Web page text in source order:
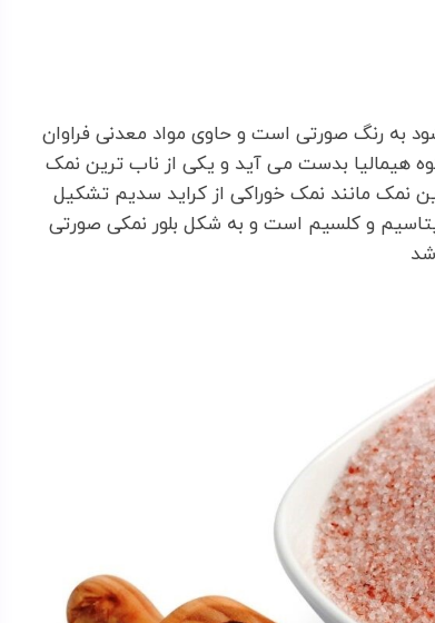
رنگ صورتی است و حاوی مواد معدنی فراوان
هیمالیا بدست می آید و یکی از ناب ترین نمک
مانند نمک خوراکی از کراید سدیم تشکیل
و کلسیم است و به شکل بلور نمکی صورتی